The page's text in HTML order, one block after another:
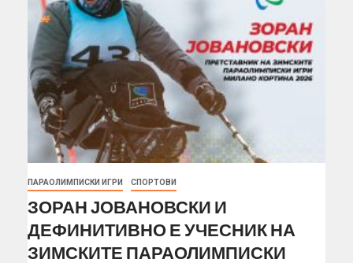
ПАРАОЛИМПИСКИ ИГРИ СПОРТОВИ
ЗОРАН ЈОВАНОВСКИ И
ДЕФИНИТИВНО Е УЧЕСНИК НА
ЗИМСКИТЕ ПАРАОЛИМПИСКИ